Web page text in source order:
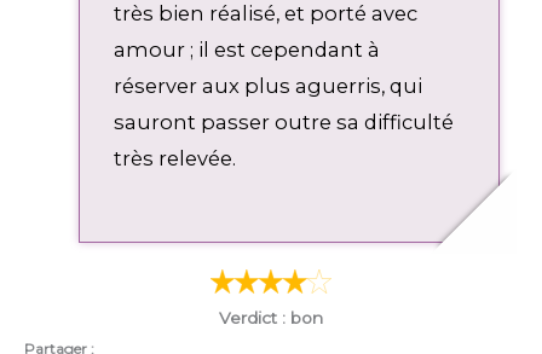
très bien réalisé, et porté avec
amour ; il est cependant à
réserver aux plus aguerris, qui
sauront passer outre sa difficulté
très relevée.
Verdict : bon
Partager :